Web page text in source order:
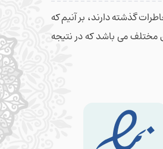
گذشته دارند، بر آنیم که
مختلف می باشد که در نتیجه